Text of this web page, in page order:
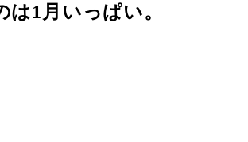
1月いっぱい。